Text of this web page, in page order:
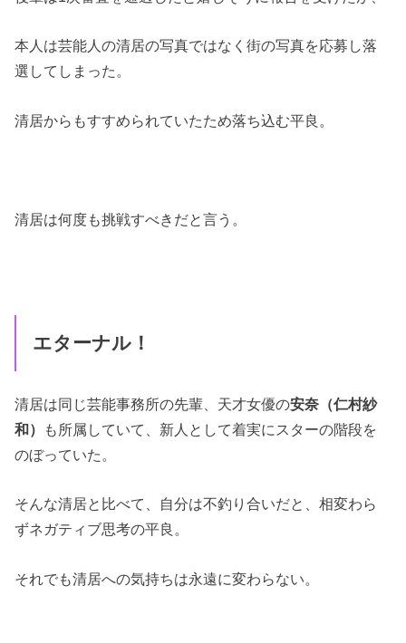
本人は芸能人の清居の写真ではなく街の写真を応募し落
選してしまった。
清居からもすすめられていたため落ち込む平良。
清居は何度も挑戦すべきだと言う。
エターナル！
清居は同じ芸能事務所の先輩、天才女優の安奈（仁村紗
和）
も所属していて、新人として着実にスターの階段を
のぼっていた。
そんな清居と比べて、自分は不釣り合いだと、相変わら
ずネガティブ思考の平良。
それでも清居への気持ちは永遠に変わらない。